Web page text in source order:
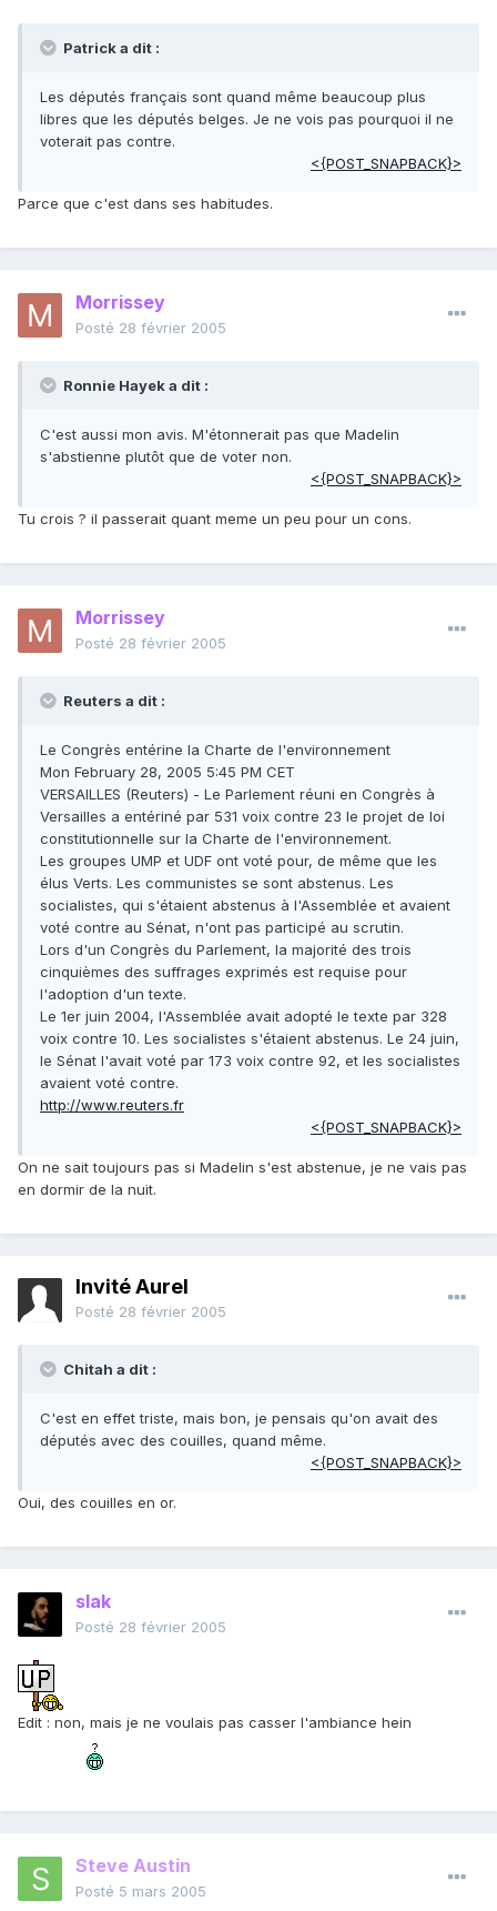
Patrick a dit :
Les députés français sont quand même beaucoup plus
libres que les députés belges. Je ne vois pas pourquoi il ne
voterait pas contre.
<{POST_SNAPBACK}>
Parce que c'est dans ses habitudes.
Morrissey
Posté 28 février 2005
Ronnie Hayek a dit :
C'est aussi mon avis. M'étonnerait pas que Madelin
s'abstienne plutôt que de voter non.
<{POST_SNAPBACK}>
Tu crois ? il passerait quant meme un peu pour un cons.
Morrissey
Posté 28 février 2005
Reuters a dit :
Le Congrès entérine la Charte de l'environnement
Mon February 28, 2005 5:45 PM CET
VERSAILLES (Reuters) - Le Parlement réuni en Congrès à
Versailles a entériné par 531 voix contre 23 le projet de loi
constitutionnelle sur la Charte de l'environnement.
Les groupes UMP et UDF ont voté pour, de même que les
élus Verts. Les communistes se sont abstenus. Les
socialistes, qui s'étaient abstenus à l'Assemblée et avaient
voté contre au Sénat, n'ont pas participé au scrutin.
Lors d'un Congrès du Parlement, la majorité des trois
cinquièmes des suffrages exprimés est requise pour
l'adoption d'un texte.
Le 1er juin 2004, l'Assemblée avait adopté le texte par 328
voix contre 10. Les socialistes s'étaient abstenus. Le 24 juin,
le Sénat l'avait voté par 173 voix contre 92, et les socialistes
avaient voté contre.
http://www.reuters.fr
<{POST_SNAPBACK}>
On ne sait toujours pas si Madelin s'est abstenue, je ne vais pas
en dormir de la nuit.
Invité Aurel
Posté 28 février 2005
Chitah a dit :
C'est en effet triste, mais bon, je pensais qu'on avait des
députés avec des couilles, quand même.
<{POST_SNAPBACK}>
Oui, des couilles en or.
slak
Posté 28 février 2005
Edit : non, mais je ne voulais pas casser l'ambiance hein
Steve Austin
Posté 5 mars 2005